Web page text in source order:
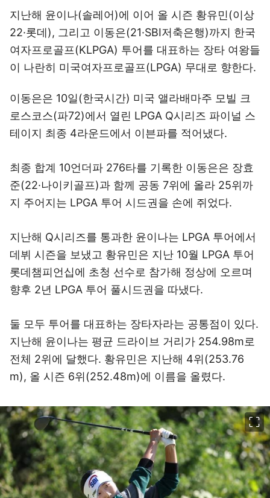
지난해 윤이나(솔레어)에 이어 올 시즌 황유민(이상
22·롯데), 그리고 이동은(21·SBI저축은행)까지 한국
여자프로골프(KLPGA) 투어를 대표하는 장타 여왕들
이 나란히 미국여자프로골프(LPGA) 무대로 향한다.
이동은은 10일(한국시간) 미국 앨라배마주 모빌 크
로스코스(파72)에서 열린 LPGA Q시리즈 파이널 스
테이지 최종 4라운드에서 이븐파를 적어냈다.
최종 합계 10언더파 276타를 기록한 이동은은 장효
준(22·나이키골프)과 함께 공동 7위에 올라 25위까
지 주어지는 LPGA 투어 시드권을 손에 쥐었다.
지난해 Q시리즈를 통과한 윤이나는 LPGA 투어에서
데뷔 시즌을 보냈고 황유민은 지난 10월 LPGA 투어
롯데챔피언십에 초청 선수로 참가해 정상에 오르며
향후 2년 LPGA 투어 풀시드권을 따냈다.
둘 모두 투어를 대표하는 장타자라는 공통점이 있다.
지난해 윤이나는 평균 드라이브 거리가 254.98m로
전체 2위에 달했다. 황유민은 지난해 4위(253.76
m), 올 시즌 6위(252.48m)에 이름을 올렸다.